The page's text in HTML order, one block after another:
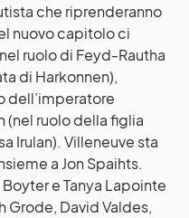
che riprenderanno
nuovo capitolo ci
ruolo di Feyd-Rautha
di Harkonnen),
dell’imperatore
(nel ruolo della figlia
Irulan). Villeneuve sta
a Jon Spaihts.
e Tanya Lapointe
Grode, David Valdes,